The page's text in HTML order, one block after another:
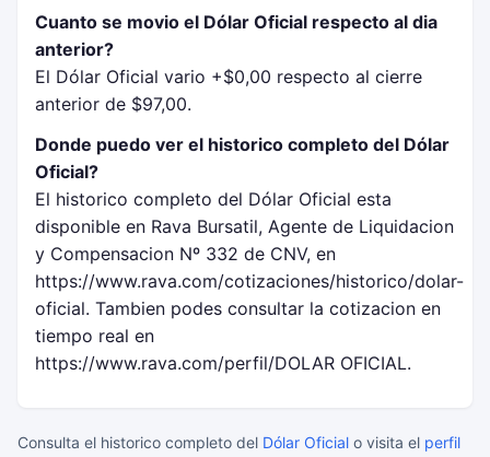
Cuanto se movio el Dólar Oficial respecto al dia
anterior?
El Dólar Oficial vario +$0,00 respecto al cierre
anterior de $97,00.
Donde puedo ver el historico completo del Dólar
Oficial?
El historico completo del Dólar Oficial esta
disponible en Rava Bursatil, Agente de Liquidacion
y Compensacion Nº 332 de CNV, en
https://www.rava.com/cotizaciones/historico/dolar-
oficial. Tambien podes consultar la cotizacion en
tiempo real en
https://www.rava.com/perfil/DOLAR OFICIAL.
Consulta el historico completo del Dólar Oficial o visita el perfil